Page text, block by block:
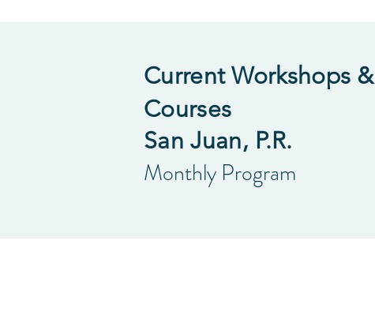
Current Workshops &
Courses
San Juan, P.R.
Monthly Program